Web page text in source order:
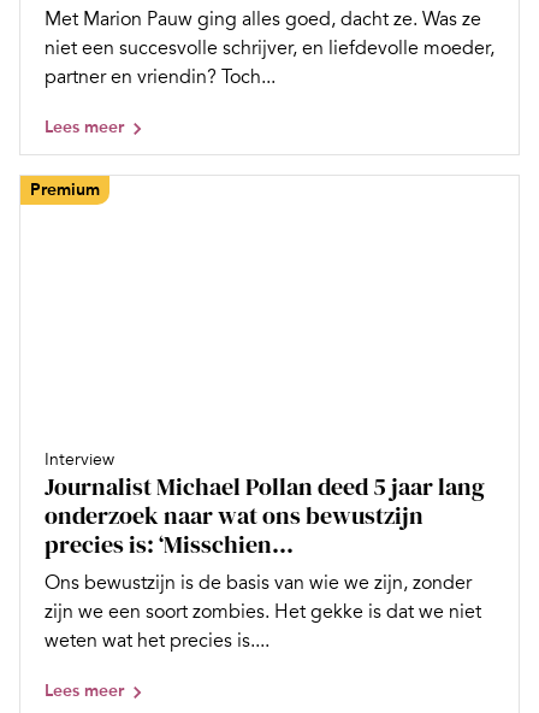
Met Marion Pauw ging alles goed, dacht ze. Was ze
niet een succesvolle schrijver, en liefdevolle moeder,
partner en vriendin? Toch...
Lees meer
Premium
Interview
Journalist Michael Pollan deed 5 jaar lang
onderzoek naar wat ons bewustzijn
precies is: ‘Misschien...
Ons bewustzijn is de basis van wie we zijn, zonder
zijn we een soort zombies. Het gekke is dat we niet
weten wat het precies is....
Lees meer